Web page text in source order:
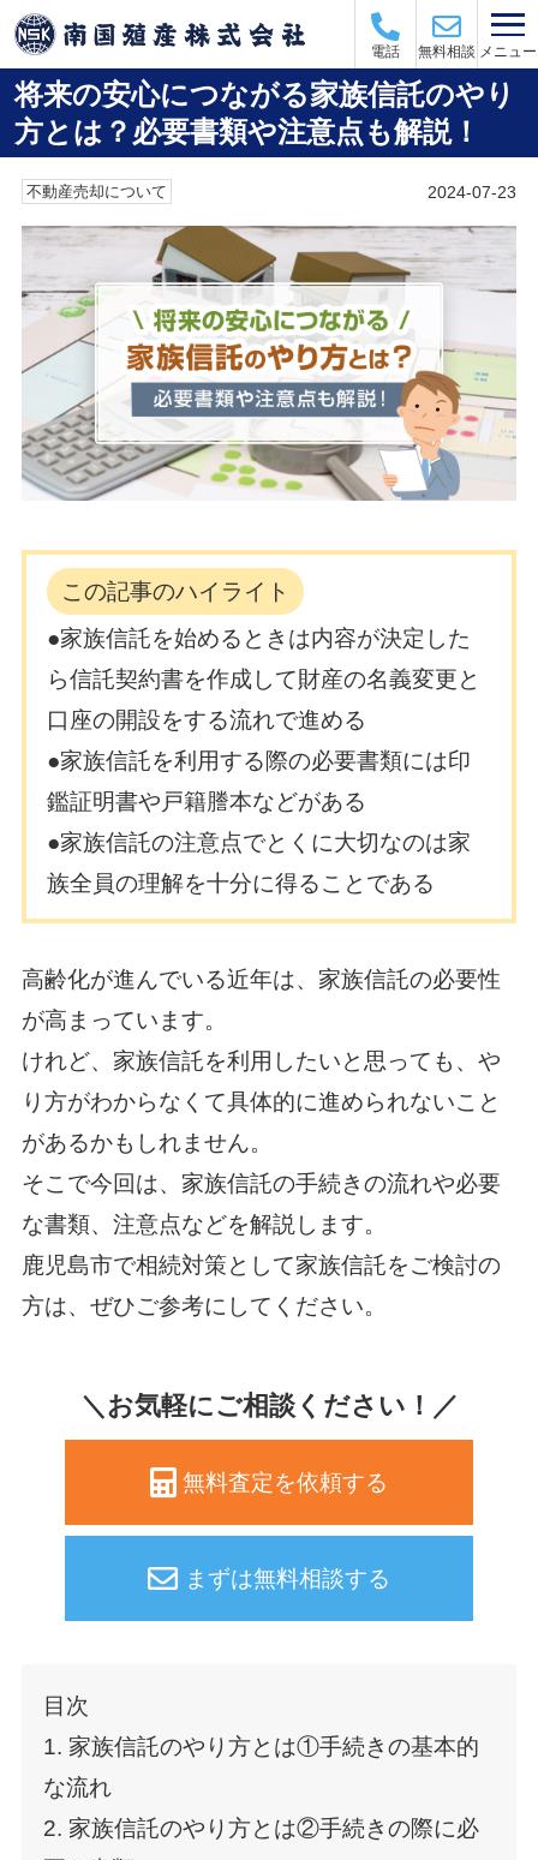
電話 無料相談 メニュー
将来の安心につながる家族信託のやり
方とは？必要書類や注意点も解説！
不動産売却について 2024-07-23
この記事のハイライト
●家族信託を始めるときは内容が決定した
ら信託契約書を作成して財産の名義変更と
口座の開設をする流れで進める
●家族信託を利用する際の必要書類には印
鑑証明書や戸籍謄本などがある
●家族信託の注意点でとくに大切なのは家
族全員の理解を十分に得ることである
高齢化が進んでいる近年は、家族信託の必要性
が高まっています。
けれど、家族信託を利用したいと思っても、や
り方がわからなくて具体的に進められないこと
があるかもしれません。
そこで今回は、家族信託の手続きの流れや必要
な書類、注意点などを解説します。
鹿児島市で相続対策として家族信託をご検討の
方は、ぜひご参考にしてください。
＼お気軽にご相談ください！／
無料査定を依頼する
まずは無料相談する
目次
1. 家族信託のやり方とは①手続きの基本的
な流れ
2. 家族信託のやり方とは②手続きの際に必